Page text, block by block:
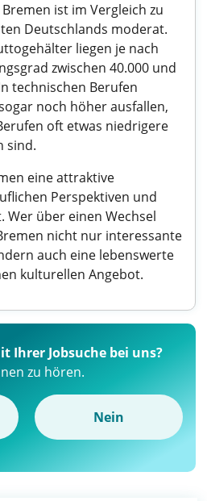
ist im Vergleich zu
Deutschlands moderat.
liegen je nach
zwischen 40.000 und
technischen Berufen
noch höher ausfallen,
oft etwas niedrigere
sind.
eine attraktive
Perspektiven und
Wer über einen Wechsel
nicht nur interessante
auch eine lebenswerte
kulturellen Angebot.
Ihrer Jobsuche bei uns?
zu hören.
Nein